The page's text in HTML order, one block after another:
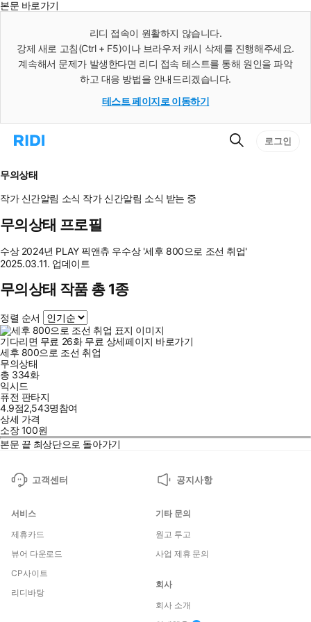
본문 바로가기
리디 접속이 원활하지 않습니다.
강제 새로 고침(Ctrl + F5)이나 브라우저 캐시 삭제를 진행해주세요.
계속해서 문제가 발생한다면 리디 접속 테스트를 통해 원인을 파악
하고 대응 방법을 안내드리겠습니다.
테스트 페이지로 이동하기
리
으
로
이
동
검
로그인
무의상태
작가 신간알림 소식 작가 신간알림 소식 받는 중
무의상태 프로필
수상 2024년 PLAY 픽앤츄 우수상 '세후 800으로 조선 취업'
2025.03.11. 업데이트
무의상태 작품 총 1종
정렬 순서
기다리면 무료 26화 무료 상세페이지 바로가기
세후 800으로 조선 취업
무의상태
총 334화
익시드
퓨전 판타지
4.9점2,543명참여
상세 가격
소장100원
본문 끝 최상단으로 돌아가기
고객센터 공지사항
서비스
제휴카드
뷰어 다운로드
CP사이트
리디바탕
기타 문의
원고 투고
사업 제휴 문의
회사
회사 소개